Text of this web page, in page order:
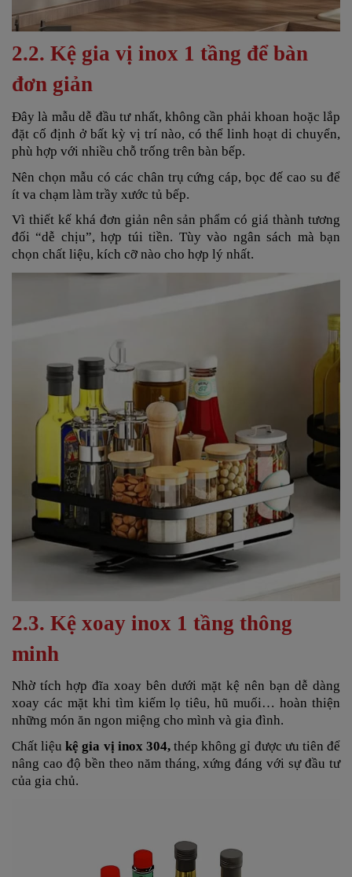
2.2. Kệ gia vị inox 1 tầng để bàn
đơn giản
Đây là mẫu dễ đầu tư nhất, không cần phải khoan hoặc lắp
đặt cố định ở bất kỳ vị trí nào, có thể linh hoạt di chuyển,
phù hợp với nhiều chỗ trống trên bàn bếp.
Nên chọn mẫu có các chân trụ cứng cáp, bọc đế cao su để
ít va chạm làm trầy xước tủ bếp.
Vì thiết kế khá đơn giản nên sản phẩm có giá thành tương
đối “dễ chịu”, hợp túi tiền. Tùy vào ngân sách mà bạn
chọn chất liệu, kích cỡ nào cho hợp lý nhất.
2.3. Kệ xoay inox 1 tầng thông
minh
Nhờ tích hợp đĩa xoay bên dưới mặt kệ nên bạn dễ dàng
xoay các mặt khi tìm kiếm lọ tiêu, hũ muối… hoàn thiện
những món ăn ngon miệng cho mình và gia đình.
Chất liệukệ gia vị inox 304,thép không gỉ được ưu tiên để
nâng cao độ bền theo năm tháng, xứng đáng với sự đầu tư
của gia chủ.